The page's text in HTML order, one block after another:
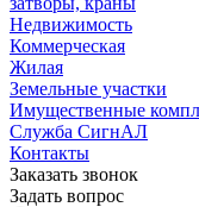
Недвижимость
Коммерческая
Жилая
Земельные участки
Имущественные
Служба СигнАЛ
Контакты
Заказать звонок
Задать вопрос